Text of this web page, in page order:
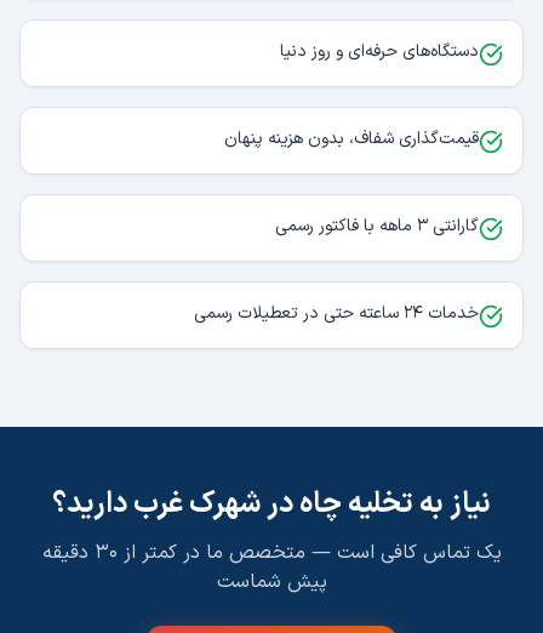
دستگاه‌های حرفه‌ای و روز دنیا
قیمت‌گذاری شفاف، بدون هزینه پنهان
گارانتی ۳ ماهه با فاکتور رسمی
خدمات ۲۴ ساعته حتی در تعطیلات رسمی
نیاز بهتخلیه چاهدرشهرک غربدارید؟
یک تماس کافی است — متخصص ما در کمتر از ۳۰ دقیقه
پیش شماست